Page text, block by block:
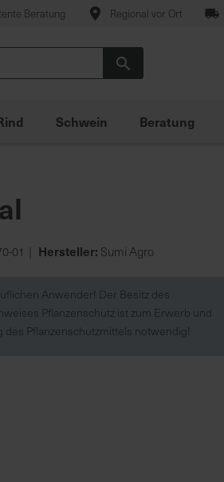
Beratung Regional vor Ort
Schwein Beratung
01 Hersteller: Sumi Agro
Anwender! Der Besitz des
Pflanzenschutz ist zum Erwerb und
des Pflanzenschutzmittels notwendig!